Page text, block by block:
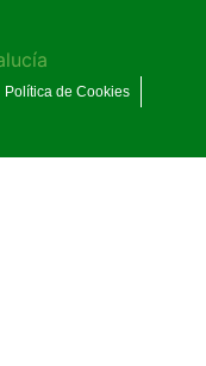
Política de Cookies